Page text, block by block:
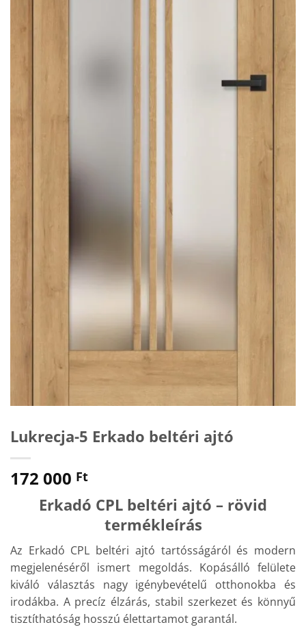
Lukrecja-5 Erkado beltéri ajtó
172 000 Ft
Erkadó CPL beltéri ajtó – rövid
termékleírás
Az Erkadó CPL beltéri ajtó tartósságáról és modern
megjelenéséről ismert megoldás. Kopásálló felülete
kiváló választás nagy igénybevételű otthonokba és
irodákba. A precíz élzárás, stabil szerkezet és könnyű
tisztíthatóság hosszú élettartamot garantál.